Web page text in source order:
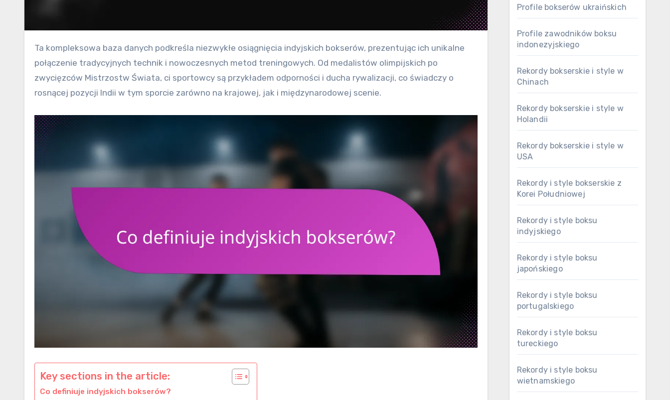
Ta kompleksowa baza danych podkreśla niezwykłe osiągnięcia indyjskich bokserów, prezentując ich unikalne
połączenie tradycyjnych technik i nowoczesnych metod treningowych. Od medalistów olimpijskich po
zwycięzców Mistrzostw Świata, ci sportowcy są przykładem odporności i ducha rywalizacji, co świadczy o
rosnącej pozycji Indii w tym sporcie zarówno na krajowej, jak i międzynarodowej scenie.
Key sections in the article:
Co definiuje indyjskich bokserów?
Profile bokserów ukraińskich
Profile zawodników boksu
indonezyjskiego
Rekordy bokserskie i style w
Chinach
Rekordy bokserskie i style w
Holandii
Rekordy bokserskie i style w
USA
Rekordy i style bokserskie z
Korei Południowej
Rekordy i style boksu
indyjskiego
Rekordy i style boksu
japońskiego
Rekordy i style boksu
portugalskiego
Rekordy i style boksu
tureckiego
Rekordy i style boksu
wietnamskiego